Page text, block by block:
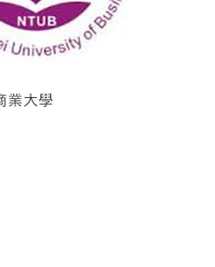
業大學